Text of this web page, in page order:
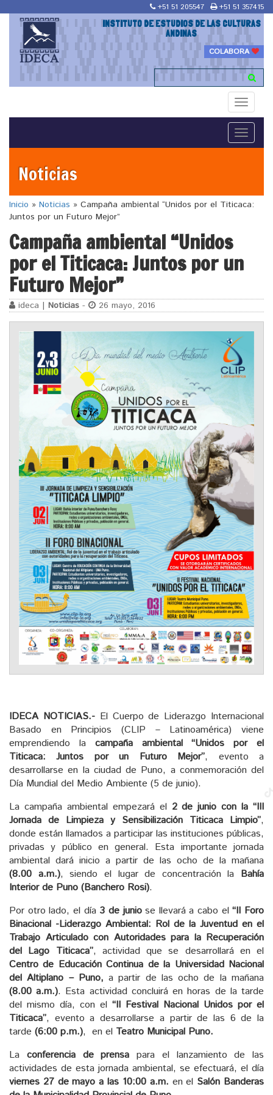
+51 51 205547 +51 51 357415
INSTITUTO DE ESTUDIOS DE LAS CULTURAS
ANDINAS
COLABORA
Toggle
Toggle
Noticias
Inicio » Noticias » Campaña ambiental “Unidos por el Titicaca:
Juntos por un Futuro Mejor”
Campaña ambiental “Unidos
por el Titicaca: Juntos por un
Futuro Mejor”
ideca | Noticias - 26 mayo, 2016
IDECA NOTICIAS.-El Cuerpo de Liderazgo Internacional
Basado en Principios (CLIP – Latinoamérica) viene
emprendiendo la campaña ambiental “Unidos por el
Titicaca: Juntos por un Futuro Mejor”, evento a
desarrollarse en la ciudad de Puno, a conmemoración del
Día Mundial del Medio Ambiente (5 de junio).
La campaña ambiental empezará el 2 de junio con la “III
Jornada de Limpieza y Sensibilización Titicaca Limpio”,
donde están llamados a participar las instituciones públicas,
privadas y público en general. Esta importante jornada
ambiental dará inicio a partir de las ocho de la mañana
(8.00 a.m.), siendo el lugar de concentración la Bahía
Interior de Puno (Banchero Rosi).
Por otro lado, el día 3 de juniose llevará a cabo el“II Foro
Binacional -Liderazgo Ambiental: Rol de la Juventud en el
Trabajo Articulado con Autoridades para la Recuperación
del Lago Titicaca”, actividad que se desarrollará en el
Centro de Educación Continua de la Universidad Nacional
del Altiplano – Puno, a partir de las ocho de la mañana
(8.00 a.m.). Esta actividad concluirá en horas de la tarde
del mismo día, con el “II Festival Nacional Unidos por el
Titicaca”, evento a desarrollarse a partir de las 6 de la
tarde (6:00 p.m.), en el Teatro Municipal Puno.
La conferencia de prensa para el lanzamiento de las
actividades de esta jornada ambiental, se efectuará, el día
viernes 27 de mayo a las 10:00 a.m. en el Salón Banderas